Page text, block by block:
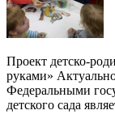
Проект детско-
руками»
Федеральными
детского сада